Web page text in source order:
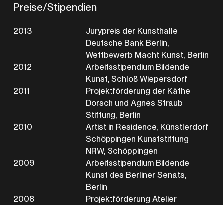
Preise/Stipendien
2013
Jurypreis der Kunsthalle
Deutsche Bank Berlin,
Wettbewerb Macht Kunst, Berlin
2012
Arbeitsstipendium Bildende
Kunst, Schloß Wiepersdorf
2011
Projektförderung der Käthe
Dorsch und Agnes Straub
Stiftung, Berlin
2010
Artist in Residence, Künstlerdorf
Schöppingen Kunststiftung
NRW, Schöppingen
2009
Arbeitsstipendium Bildende
Kunst des Berliner Senats,
Berlin
2008
Projektförderung Atelier